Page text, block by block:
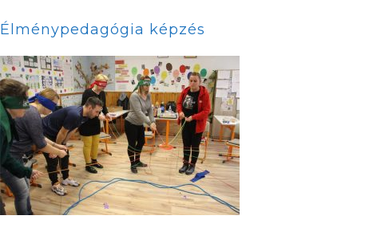
Élménypedagógia képzés